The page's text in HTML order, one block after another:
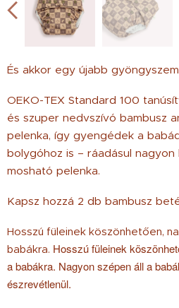
És akkor egy újabb
OEKO-TEX Standard 100
és szuper nedvszívó bambusz
pelenka, így gyengédek a
bolygóhoz is – ráadásul nagyon
mosható pelenka.
Kapsz hozzá 2 db bambusz
Hosszú füleinek köszönhetően,
babákra. Hosszú füleinek
a babákra. Nagyon szépen áll a
észrevétlenül.